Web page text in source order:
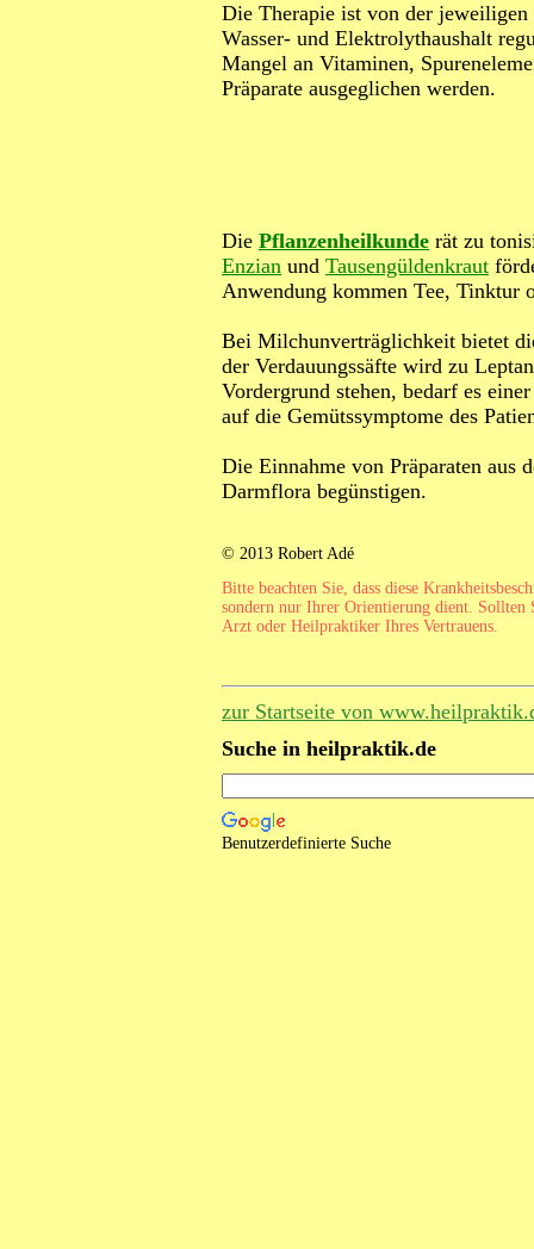
Die Therapie ist von der
Wasser- und Elektrolythaushalt
Mangel an Vitaminen,
Präparate ausgeglichen werden.
Die Pflanzenheilkunde rät zu
Enzian und Tausengüldenkraut
Anwendung kommen Tee, Tinktur
Bei Milchunverträglichkeit bietet
der Verdauungssäfte wird zu
Vordergrund stehen, bedarf es
auf die Gemütssymptome des
Die Einnahme von Präparaten
Darmflora begünstigen.
© 2013 Robert Adé
Bitte beachten Sie, dass diese
sondern nur Ihrer Orientierung dient. Sollten
Arzt oder Heilpraktiker Ihres Vertrauens.
zur Startseite von
Suche in heilpraktik.de
Benutzerdefinierte Suche